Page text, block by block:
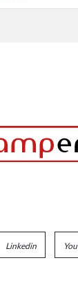
Linkedin